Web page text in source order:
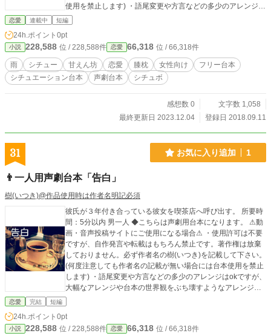
使用を禁止します) ・語尾変更や方言などの多少のアレンジは
okですが、大幅なアレンジや台本の世界観をぶち壊すような
は【作品を使用する際の注意点】をご覧下さい。
恋愛 連載中 短編
24h.ポイント 0pt
小説 228,588 位 / 228,588件 恋愛 66,318 位 / 66,318件
雨 シチュー 甘えん坊 恋愛 膝枕 女性向け
フリー台本
シチュエーション台本
声劇台本 シチュボ
感想数 0
文字数 1,058
最終更新日 2023.12.04
登録日 2018.09.11
31 お気に入り追加 1
👨一人用声劇台本「告白」
樹(いつき)@作品使用時は作者名明記必須
彼氏が３年付き合っている彼女を喫茶店へ呼び出す。 所要時
間：5分以内 男一人 ◆こちらは声劇用台本になります。 ⚠動
画・音声投稿サイトにご使用になる場合⚠ ・使用許可は不要
ですが、自作発言や転載はもちろん禁止です。著作権は放棄
しておりません。必ず作者名の樹(いつき)を記載して下さい。
(何度注意しても作者名の記載が無い場合には台本使用を禁止
します) ・語尾変更や方言などの多少のアレンジはokですが、
大幅なアレンジや台本の世界観をぶち壊すようなアレンジや
エフェクトなどはご遠慮願います。 その他の詳細は【作品を
恋愛 完結 短編
24h.ポイント 0pt
小説 228,588 位 / 228,588件 恋愛 66,318 位 / 66,318件